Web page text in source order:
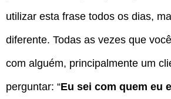
utilizar esta frase todos os dias,
diferente. Todas as vezes que
com alguém, principalmente um
perguntar: “Eu sei com quem eu